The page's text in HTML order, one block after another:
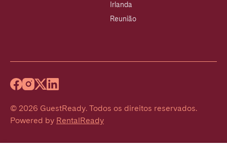
Irlanda
Reunião
© 2026 GuestReady. Todos os direitos reservados.
Powered by RentalReady